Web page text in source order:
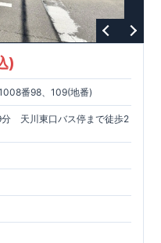
)
番98、109(地番)
分 天川東口バス停まで徒歩2